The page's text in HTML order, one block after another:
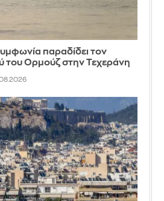
παραδίδει τον
του Ορμούζ στην Τεχεράνη